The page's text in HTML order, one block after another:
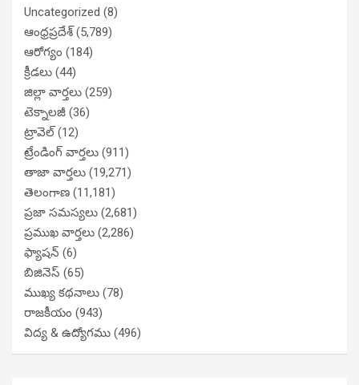
Uncategorized (8)
ఆంధ్రప్రదేశ్(5,789)
ఆరోగ్యం (184)
క్రీడలు (44)
జిల్లా వార్తలు (259)
టెక్నాలజీ (36)
ట్రావెల్(12)
ట్రేండింగ్ వార్తలు (911)
తాజా వార్తలు (19,271)
తెలంగాణ (11,181)
ప్రజా సమస్యలు (2,681)
ప్రముఖ వార్తలు (2,286)
ఫ్యాషన్ (6)
బిజినెస్ (65)
ముఖ్య కథనాలు (78)
రాజకీయం (943)
విద్య & ఉద్యోగము (496)